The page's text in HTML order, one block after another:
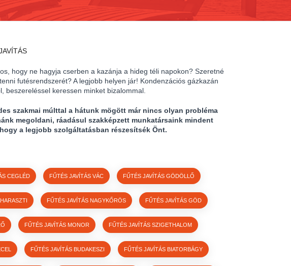
hogy ne hagyja cserben a kazánja a hideg téli napokon? Szeretné
futésrendszerét? A legjobb helyen jár! Kondenzációs gázkazán
beszereléssel keressen minket bizalommal.
szakmai múlttal a hátunk mögött már nincs olyan probléma
megoldani, ráadásul szakképzett munkatársaink mindent
a legjobb szolgáltatásban részesítsék Önt.
CEGLÉD FŰTÉS JAVÍTÁS VÁC FŰTÉS JAVÍTÁS GÖDÖLLŐ
FŰTÉS JAVÍTÁS NAGYKŐRÖS FŰTÉS JAVÍTÁS GÖD
FŰTÉS JAVÍTÁS MONOR FŰTÉS JAVÍTÁS SZIGETHALOM
FŰTÉS JAVÍTÁS BUDAKESZI FŰTÉS JAVÍTÁS BIATORBÁGY